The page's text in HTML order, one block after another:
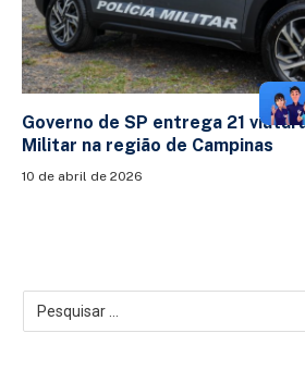
Governo de SP entrega 21
Militar na região de Campinas
10 de abril de 2026